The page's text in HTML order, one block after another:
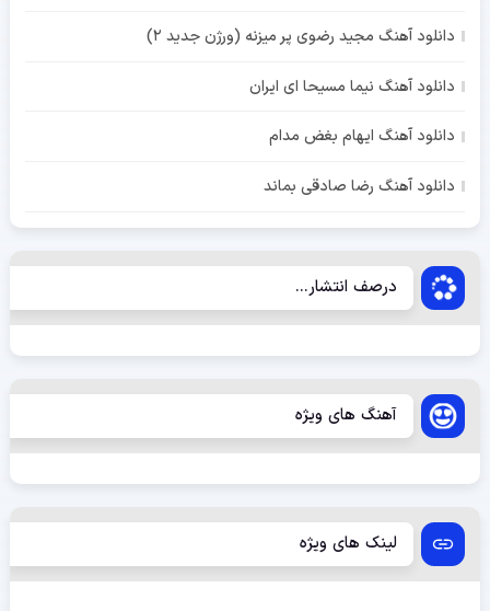
دانلود آهنگ مجید رضوی پر میزنه (ورژن جدید 2)
دانلود آهنگ نیما مسیحا ای ایران
دانلود آهنگ ایهام بغض مدام
دانلود آهنگ رضا صادقی بماند
درصف انتشار...
آهنگ های ویژه
لینک های ویژه